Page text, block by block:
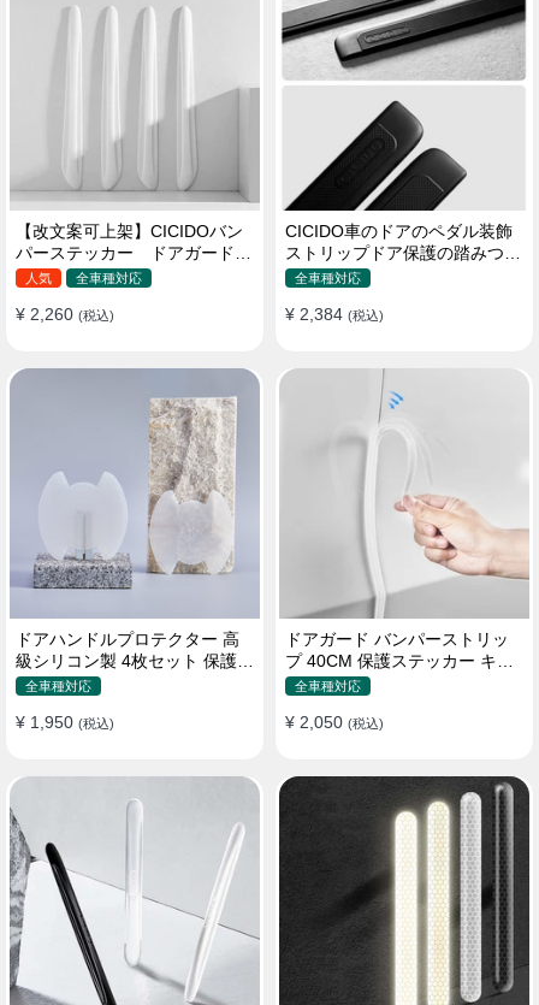
【改文案可上架】CICIDOバン
パーステッカー ドアガード
衝突防止プロテクター 耐スク
人気 全車種対応
¥ 2,260 (税込)
CICIDO車のドアのペダル装飾
ストリップドア保護の踏みつけ
防止
全車種対応
¥ 2,384 (税込)
ドアハンドルプロテクター 高
級シリコン製 4枚セット 保護フ
ィルム キズ防止 全車種
全車種対応
¥ 1,950 (税込)
ドアガード バンパーストリッ
プ 40CM 保護ステッカー キズ
防止 プロテクターシール
全車種対応
¥ 2,050 (税込)